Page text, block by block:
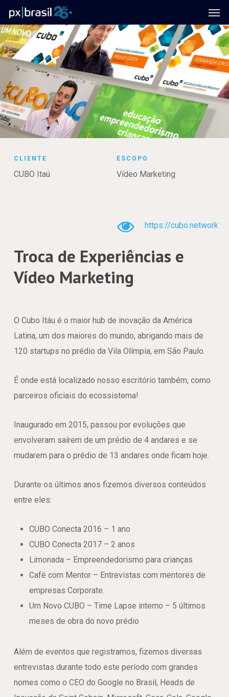
to
main
content
CLIENTE
CUBO Itaú
ESCOPO
Vídeo Marketing
https://cubo.network
Troca de Experiências e
Vídeo Marketing
O Cubo Itáu é o maior hub de inovação da América
Latina, um dos maiores do mundo, abrigando mais de
120 startups no prédio da Vila Olímpia, em São Paulo.
É onde está localizado nosso escritório também, como
parceiros oficiais do ecossistema!
Inaugurado em 2015, passou por evoluções que
envolveram saírem de um prédio de 4 andares e se
mudarem para o prédio de 13 andares onde ficam hoje.
Durante os últimos anos fizemos diversos conteúdos
entre eles:
CUBO Conecta 2016 – 1 ano
CUBO Conecta 2017 – 2 anos
Limonada – Empreendedorismo para crianças
Café com Mentor – Entrevistas com mentores de
empresas Corporate.
Um Novo CUBO – Time Lapse interno – 5 últimos
meses de obra do novo prédio
Além de eventos que registramos, fizemos diversas
entrevistas durante todo este período com grandes
nomes como o CEO do Google no Brasil, Heads de